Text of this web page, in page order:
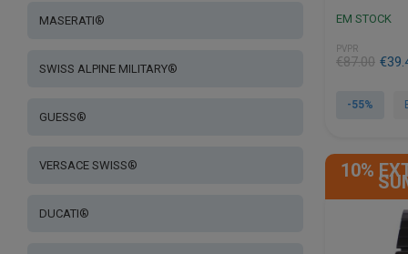
EM STOCK
PVPR
€87.00
O
original
€
O
atual
-55%
10%
MASERATI®
SWISS ALPINE MILITARY®
GUESS®
VERSACE SWISS®
DUCATI®